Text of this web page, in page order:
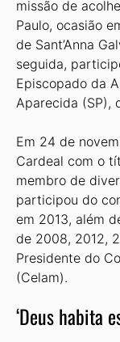
missão de
Paulo, ocasião
de Sant’Anna
seguida,
Episcopado da
Aparecida (SP),
Em 24 de
Cardeal com o
membro de
participou do
em 2013, além
de 2008, 2012,
Presidente do
(Celam).
‘Deus habita